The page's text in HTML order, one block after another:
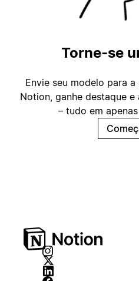
Torne-se
Envie seu modelo para
Notion, ganhe destaque
– tudo em